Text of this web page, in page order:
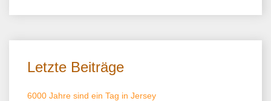
Letzte Beiträge
6000 Jahre sind ein Tag in Jersey